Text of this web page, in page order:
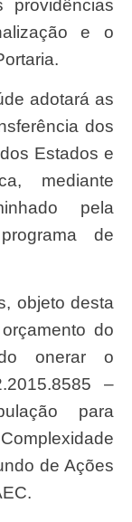
providências
e o
dos
Estados e
mediante
pela
de
do
onerar o
–
para
de Ações